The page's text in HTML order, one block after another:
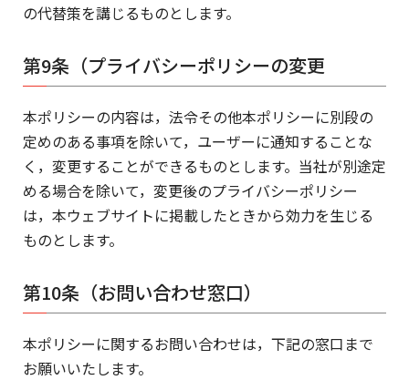
の代替策を講じるものとします。
第9条（プライバシーポリシーの変更
本ポリシーの内容は，法令その他本ポリシーに別段の
定めのある事項を除いて，ユーザーに通知することな
く，変更することができるものとします。当社が別途定
める場合を除いて，変更後のプライバシーポリシー
は，本ウェブサイトに掲載したときから効力を生じる
ものとします。
第10条（お問い合わせ窓口）
本ポリシーに関するお問い合わせは，下記の窓口まで
お願いいたします。